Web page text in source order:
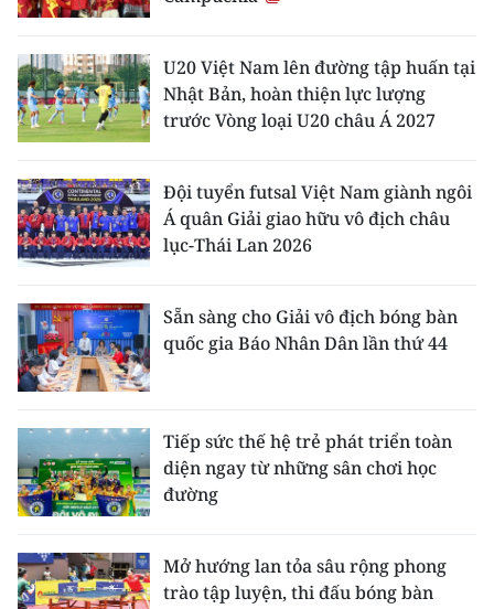
U20 Việt Nam lên đường tập huấn tại
Nhật Bản, hoàn thiện lực lượng
trước Vòng loại U20 châu Á 2027
Đội tuyển futsal Việt Nam giành ngôi
Á quân Giải giao hữu vô địch châu
lục-Thái Lan 2026
Sẵn sàng cho Giải vô địch bóng bàn
quốc gia Báo Nhân Dân lần thứ 44
Tiếp sức thế hệ trẻ phát triển toàn
diện ngay từ những sân chơi học
đường
Mở hướng lan tỏa sâu rộng phong
trào tập luyện, thi đấu bóng bàn